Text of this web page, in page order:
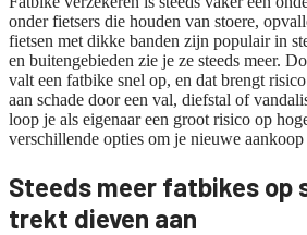
onder fietsers die houden van stoere,
fietsen met dikke banden zijn populair in
en buitengebieden zie je ze steeds meer.
valt een fatbike snel op, en dat brengt
aan schade door een val, diefstal of
loop je als eigenaar een groot risico op
verschillende opties om je nieuwe aankoop
Steeds meer fatbikes op
trekt dieven aan